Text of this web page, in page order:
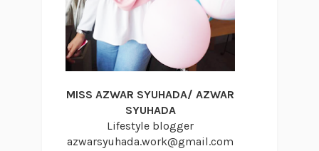
MISS AZWAR SYUHADA/ AZWAR
SYUHADA
Lifestyle blogger
azwarsyuhada.work@gmail.com